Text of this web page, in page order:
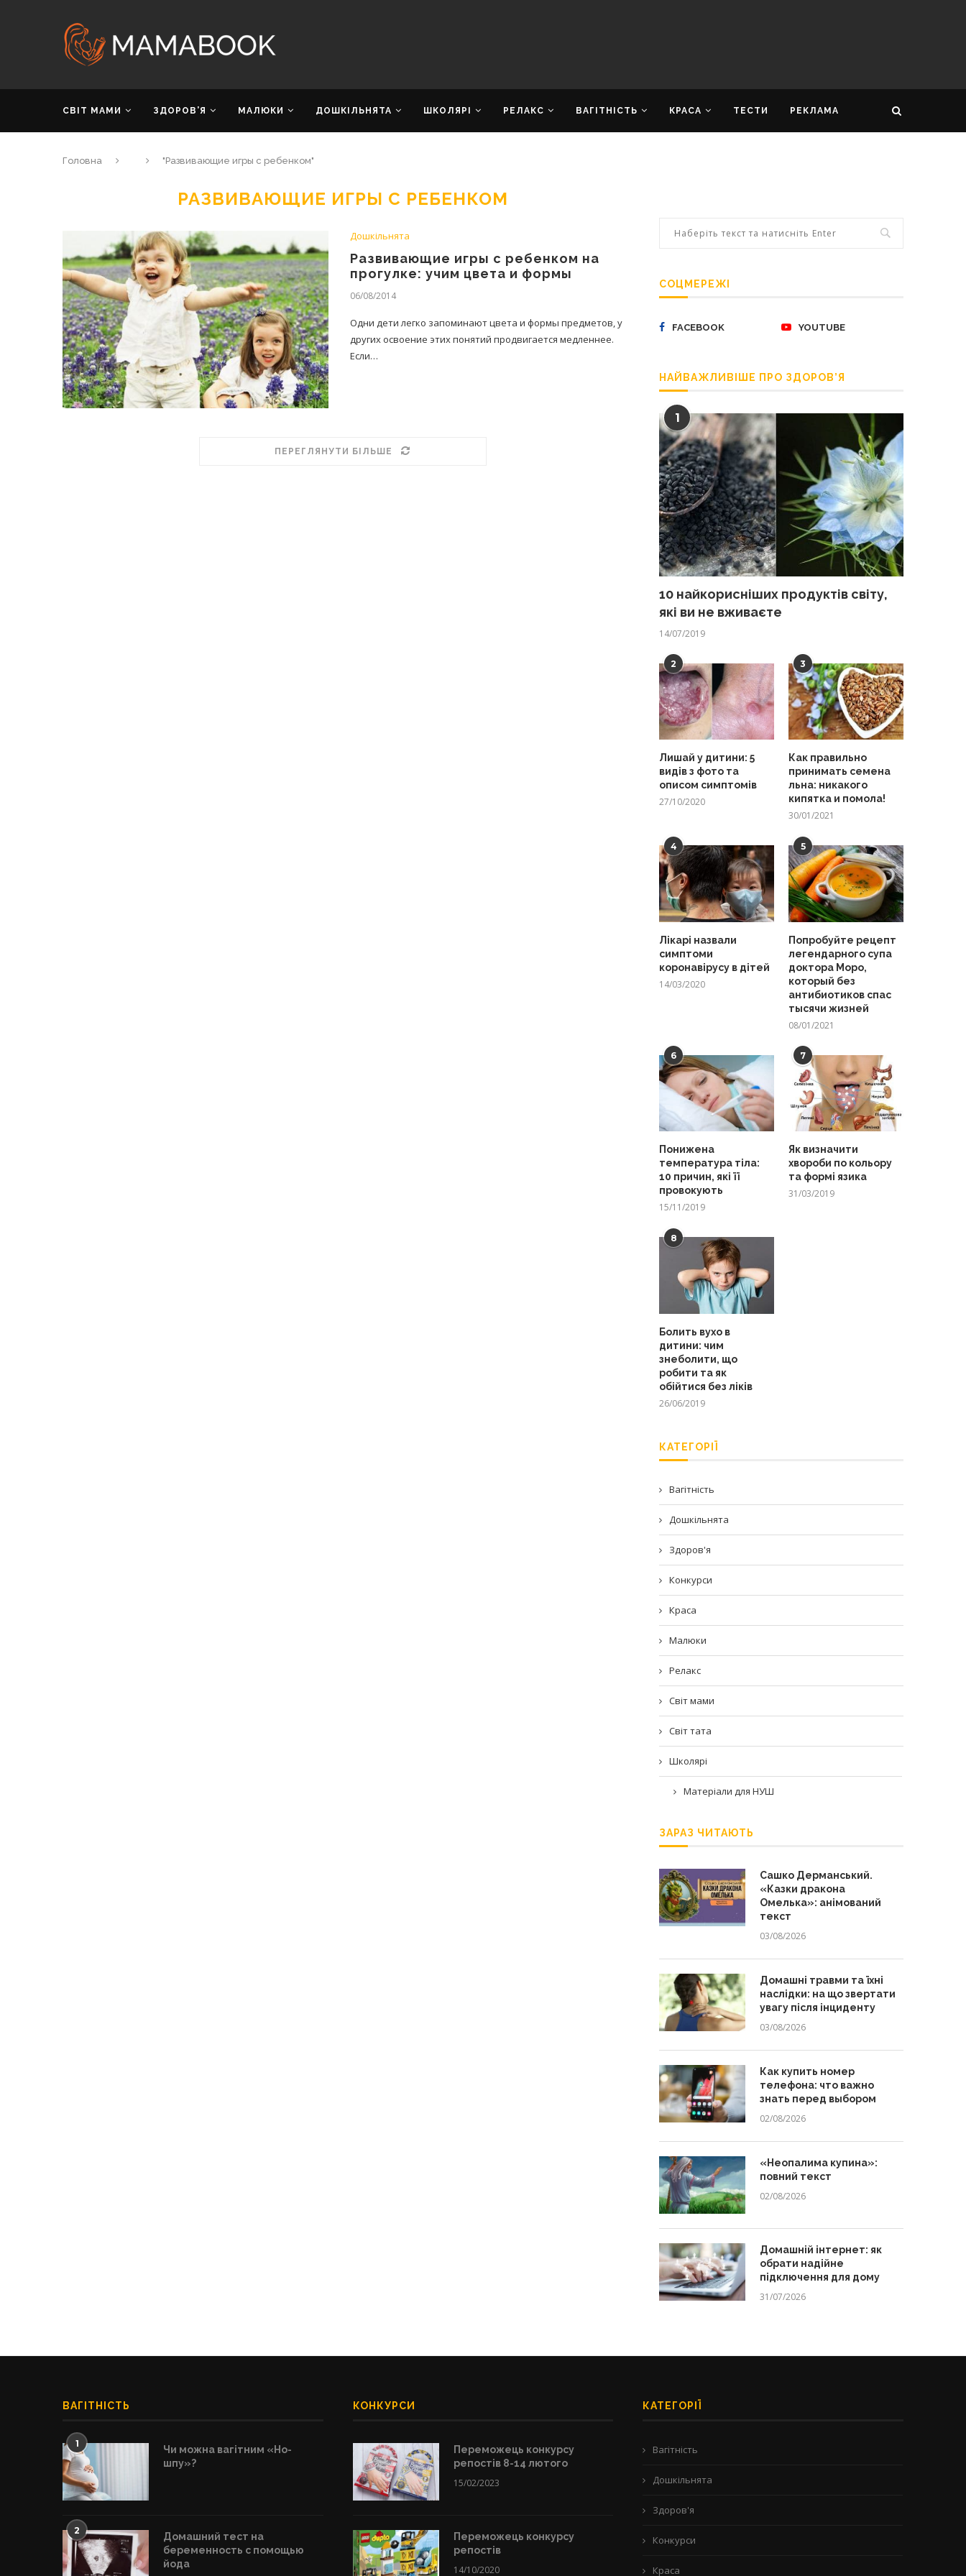
СВІТ МАМИ ЗДОРОВ’Я МАЛЮКИ ДОШКІЛЬНЯТА ШКОЛЯРІ РЕЛАКС ВАГІТНІСТЬ КРАСА ТЕСТИ РЕКЛАМА
Головна "Развивающие игры с ребенком"
РАЗВИВАЮЩИЕ ИГРЫ С РЕБЕНКОМ
Дошкільнята
Развивающие игры с ребенком на
прогулке: учим цвета и формы
06/08/2014
Одни дети легко запоминают цвета и формы предметов, у
других освоение этих понятий продвигается медленнее.
Если…
ПЕРЕГЛЯНУТИ БІЛЬШЕ
СОЦМЕРЕЖІ
FACEBOOK YOUTUBE
НАЙВАЖЛИВІШЕ ПРО ЗДОРОВ’Я
1
10 найкорисніших продуктів світу,
які ви не вживаєте
14/07/2019
2
Лишай у дитини: 5
видів з фото та
описом симптомів
27/10/2020
3
Как правильно
принимать семена
льна: никакого
кипятка и помола!
30/01/2021
4
Лікарі назвали
симптоми
коронавірусу в дітей
14/03/2020
5
Попробуйте рецепт
легендарного супа
доктора Моро,
который без
антибиотиков спас
тысячи жизней
08/01/2021
6
Понижена
температура тіла:
10 причин, які її
провокують
15/11/2019
7
Як визначити
хвороби по кольору
та формі язика
31/03/2019
8
Болить вухо в
дитини: чим
знеболити, що
робити та як
обійтися без ліків
26/06/2019
КАТЕГОРІЇ
Вагітність
Дошкільнята
Здоров'я
Конкурси
Краса
Малюки
Релакс
Світ мами
Світ тата
Школярі
Матеріали для НУШ
ЗАРАЗ ЧИТАЮТЬ
Сашко Дерманський.
«Казки дракона
Омелька»: анімований
текст
03/08/2026
Домашні травми та їхні
наслідки: на що звертати
увагу після інциденту
03/08/2026
Как купить номер
телефона: что важно
знать перед выбором
02/08/2026
«Неопалима купина»:
повний текст
02/08/2026
Домашній інтернет: як
обрати надійне
підключення для дому
31/07/2026
ВАГІТНІСТЬ
1
Чи можна вагітним «Но-
шпу»?
2
Домашний тест на
беременность с помощью
йода
КОНКУРСИ
Переможець конкурсу
репостів 8-14 лютого
15/02/2023
Переможець конкурсу
репостів
14/10/2020
КАТЕГОРІЇ
Вагітність
Дошкільнята
Здоров'я
Конкурси
Краса